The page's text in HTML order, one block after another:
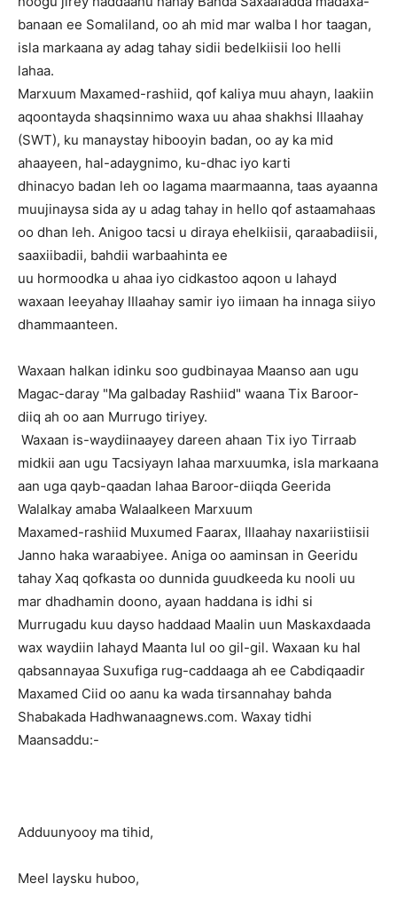
banaan ee Somaliland, oo ah mid mar walba I hor taagan,
isla markaana ay adag tahay sidii bedelkiisii loo helli
lahaa.
Marxuum Maxamed-rashiid, qof kaliya muu ahayn, laakiin
aqoontayda shaqsinnimo waxa uu ahaa shakhsi Illaahay
(SWT), ku manaystay hibooyin badan, oo ay ka mid
ahaayeen, hal-adaygnimo, ku-dhac iyo karti
dhinacyo badan leh oo lagama maarmaanna, taas ayaanna
muujinaysa sida ay u adag tahay in hello qof astaamahaas
oo dhan leh. Anigoo tacsi u diraya ehelkiisii, qaraabadiisii,
saaxiibadii, bahdii warbaahinta ee
uu hormoodka u ahaa iyo cidkastoo aqoon u lahayd
waxaan leeyahay IIIaahay samir iyo iimaan ha innaga siiyo
dhammaanteen.
Waxaan halkan idinku soo gudbinayaa Maanso aan ugu
Magac-daray "Ma galbaday Rashiid" waana Tix Baroor-
diiq ah oo aan Murrugo tiriyey.
Waxaan is-waydiinaayey dareen ahaan Tix iyo Tirraab
midkii aan ugu Tacsiyayn lahaa marxuumka, isla markaana
aan uga qayb-qaadan lahaa Baroor-diiqda Geerida
Walalkay amaba Walaalkeen Marxuum
Maxamed-rashiid Muxumed Faarax, Illaahay naxariistiisii
Janno haka waraabiyee. Aniga oo aaminsan in Geeridu
tahay Xaq qofkasta oo dunnida guudkeeda ku nooli uu
mar dhadhamin doono, ayaan haddana is idhi si
Murrugadu kuu dayso haddaad Maalin uun Maskaxdaada
wax waydiin lahayd Maanta lul oo gil-gil. Waxaan ku hal
qabsannayaa Suxufiga rug-caddaaga ah ee Cabdiqaadir
Maxamed Ciid oo aanu ka wada tirsannahay bahda
Shabakada Hadhwanaagnews.com. Waxay tidhi
Maansaddu:-
Adduunyooy ma tihid,
Meel laysku huboo,